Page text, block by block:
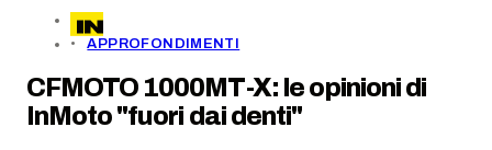
APPROFONDIMENTI
CFMOTO 1000MT-X: le opinioni di
InMoto "fuori dai denti"